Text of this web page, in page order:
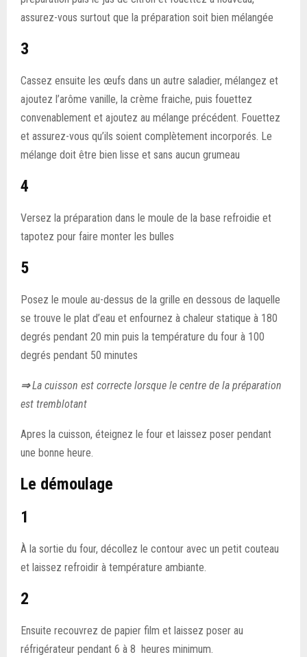
assurez-vous surtout que la préparation soit bien mélangée
3
Cassez ensuite les œufs dans un autre saladier, mélangez et
ajoutez l’arôme vanille, la crème fraiche, puis fouettez
convenablement et ajoutez au mélange précédent. Fouettez
et assurez-vous qu’ils soient complètement incorporés. Le
mélange doit être bien lisse et sans aucun grumeau
4
Versez la préparation dans le moule de la base refroidie et
tapotez pour faire monter les bulles
5
Posez le moule au-dessus de la grille en dessous de laquelle
se trouve le plat d’eau et enfournez à chaleur statique à 180
degrés pendant 20 min puis la température du four à 100
degrés pendant 50 minutes
⇒La cuisson est correcte lorsque le centre de la préparation
est tremblotant
Apres la cuisson, éteignez le four et laissez poser pendant
une bonne heure.
Le démoulage
1
À la sortie du four, décollez le contour avec un petit couteau
et laissez refroidir à température ambiante.
2
Ensuite recouvrez de papier film et laissez poser au
réfrigérateur pendant 6 à 8 heures minimum.